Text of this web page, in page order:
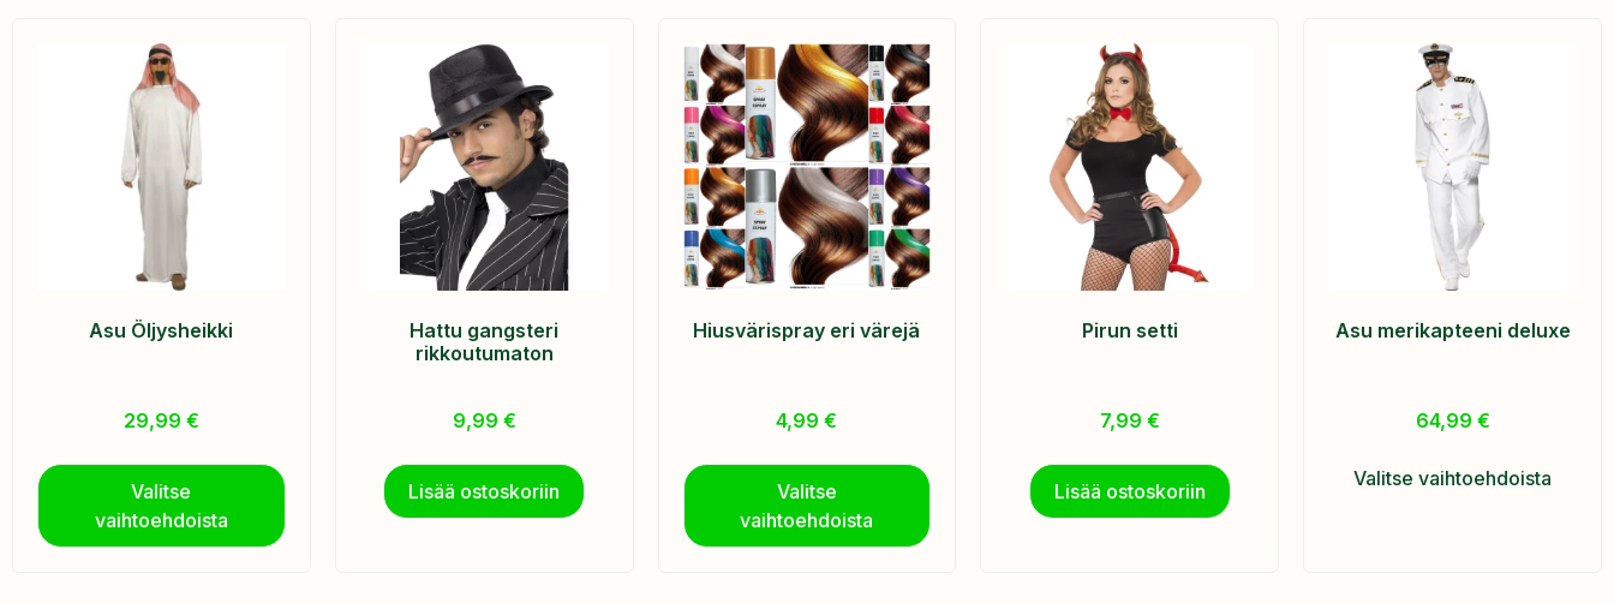
Asu Öljysheikki
29,99 €
Valitse
vaihtoehdoista
Hattu gangsteri
rikkoutumaton
9,99 €
Lisää ostoskoriin
Hiusvärispray eri värejä
4,99€
Valitse
vaihtoehdoista
Pirun setti
7,99 €
Lisää ostoskoriin
Asu merikapteeni deluxe
64,99 €
Valitse vaihtoehdoista